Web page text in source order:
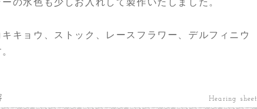
の水色も少しお入れして製作いたしました。
キョウ、ストック、レースフラワー、デルフィニウ
Hearing sheet